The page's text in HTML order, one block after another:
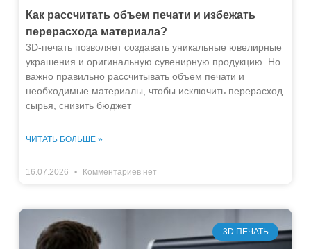
Как рассчитать объем печати и избежать
перерасхода материала?
3D-печать позволяет создавать уникальные ювелирные
украшения и оригинальную сувенирную продукцию. Но
важно правильно рассчитывать объем печати и
необходимые материалы, чтобы исключить перерасход
сырья, снизить бюджет
ЧИТАТЬ БОЛЬШЕ »
16.07.2026 Комментариев нет
3D ПЕЧАТЬ